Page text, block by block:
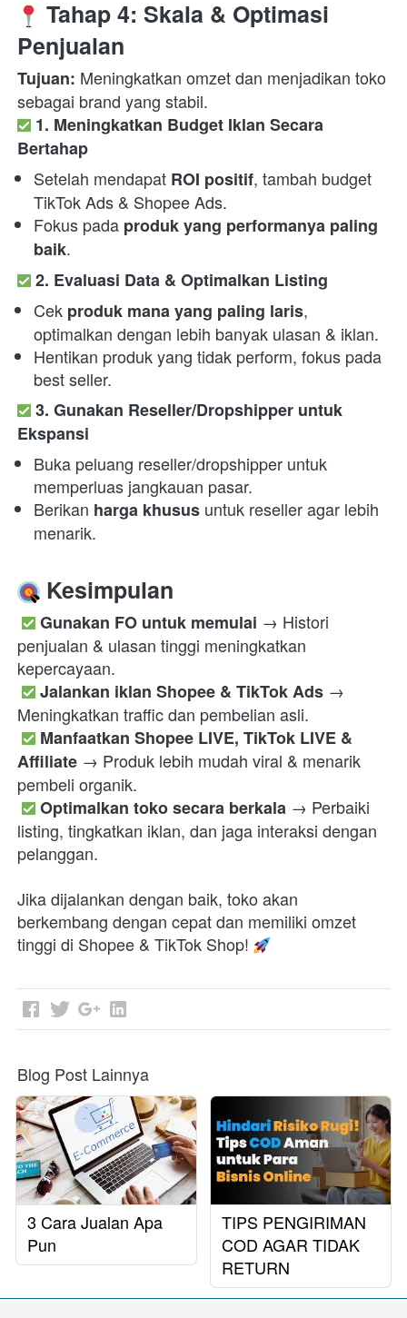
Tahap 4: Skala & Optimasi
Penjualan
Tujuan: Meningkatkan omzet dan menjadikan toko
sebagai brand yang stabil.
1. Meningkatkan Budget Iklan Secara
Bertahap
Setelah mendapat ROI positif, tambah budget
TikTok Ads & Shopee Ads.
Fokus pada produk yang performanya paling
baik.
2. Evaluasi Data & Optimalkan Listing
Cek produk mana yang paling laris,
optimalkan dengan lebih banyak ulasan & iklan.
Hentikan produk yang tidak perform, fokus pada
best seller.
3. Gunakan Reseller/Dropshipper untuk
Ekspansi
Buka peluang reseller/dropshipper untuk
memperluas jangkauan pasar.
Berikan harga khusus untuk reseller agar lebih
menarik.
Kesimpulan
Gunakan FO untuk memulai → Histori
penjualan & ulasan tinggi meningkatkan
kepercayaan.
Jalankan iklan Shopee & TikTok Ads →
Meningkatkan traffic dan pembelian asli.
Manfaatkan Shopee LIVE, TikTok LIVE &
Affiliate → Produk lebih mudah viral & menarik
pembeli organik.
Optimalkan toko secara berkala → Perbaiki
listing, tingkatkan iklan, dan jaga interaksi dengan
pelanggan.
Jika dijalankan dengan baik, toko akan
berkembang dengan cepat dan memiliki omzet
tinggi di Shopee & TikTok Shop!
Blog Post Lainnya
3 Cara Jualan Apa
Pun
TIPS PENGIRIMAN
COD AGAR TIDAK
RETURN